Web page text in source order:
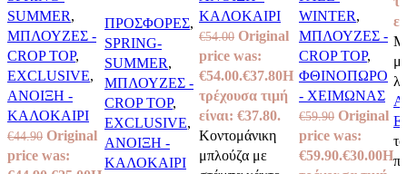
SUMMER,
ΜΠΛΟΥΖΕΣ -
CROP TOP,
EXCLUSIVE,
ΑΝΟΙΞΗ -
ΚΑΛΟΚΑΙΡΙ
€44.90 Original
price was:
ΠΡΟΣΦΟΡΕΣ,
SPRING-
SUMMER,
ΜΠΛΟΥΖΕΣ -
CROP TOP,
EXCLUSIVE,
ΑΝΟΙΞΗ -
ΚΑΛΟΚΑΙΡΙ
ΚΑΛΟΚΑΙΡΙ
€54.00 Original
price was:
€54.00.€37.80Η
τρέχουσα τιμή
είναι: €37.80.
Κοντομάνικη
μπλούζα με
WINTER,
ΜΠΛΟΥΖΕΣ -
CROP TOP,
ΦΘΙΝΟΠΩΡΟ
- ΧΕΙΜΩΝΑΣ
€59.90 Original
price was:
€59.90.€30.00Η